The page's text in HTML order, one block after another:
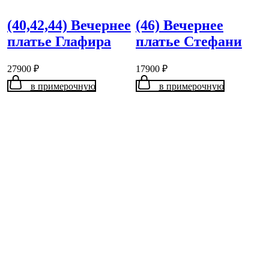
(40,42,44) Вечернее
платье Глафира
27900 ₽
в примерочную
(46) Вечернее
платье Стефани
17900 ₽
в примерочную